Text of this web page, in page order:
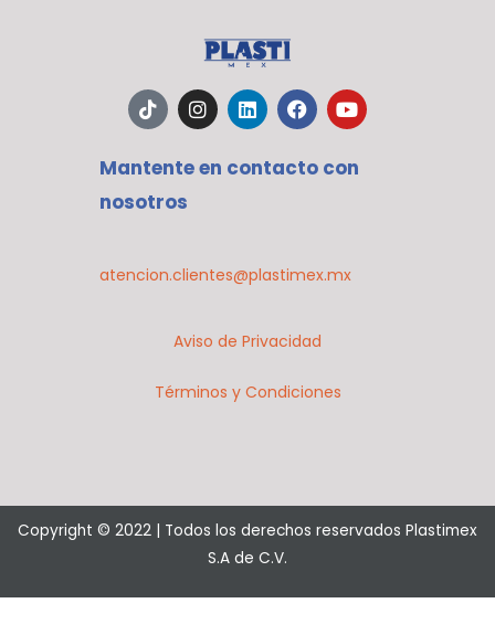
T
i
k
t
o
k
I
n
s
t
a
L
i
n
k
e
F
a
c
e
b
Y
o
u
t
u
Mantente en contacto con
nosotros
atencion.clientes@plastimex.mx
Aviso de Privacidad
Términos y Condiciones
Copyright © 2022 | Todos los derechos reservados Plastimex
S.A de C.V.